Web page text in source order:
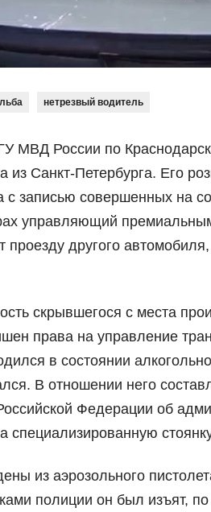
нетрезвый водитель
МВД России по
из Санкт-Петербурга. Его
записью совершенных на
управляющий
другого
скрывшегося с места
права на управление
в состоянии
В отношении него
Федерации об
из аэрозольного
полиции он был изъят,